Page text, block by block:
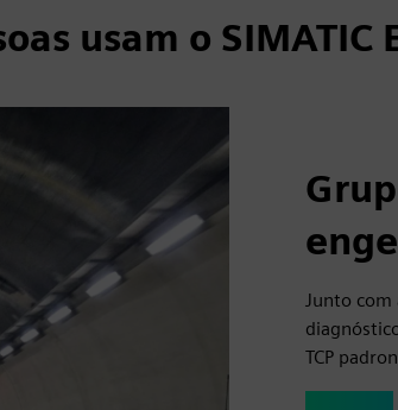
usam o SIMATIC
Junto com
TCP